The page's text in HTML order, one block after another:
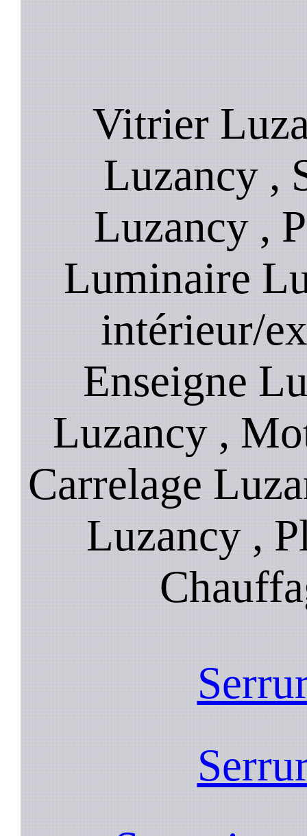
Vitrier
Luzancy ,
Luzancy ,
Luminaire
intérieur/
Enseigne
Luzancy ,
Carrelage
Luzancy ,